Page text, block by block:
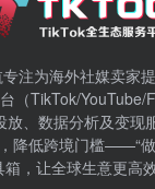
注为海外社媒卖家
（TikTok/YouTube/
放、数据分析及变现
降低跨境门槛——“
箱，让全球生意更高